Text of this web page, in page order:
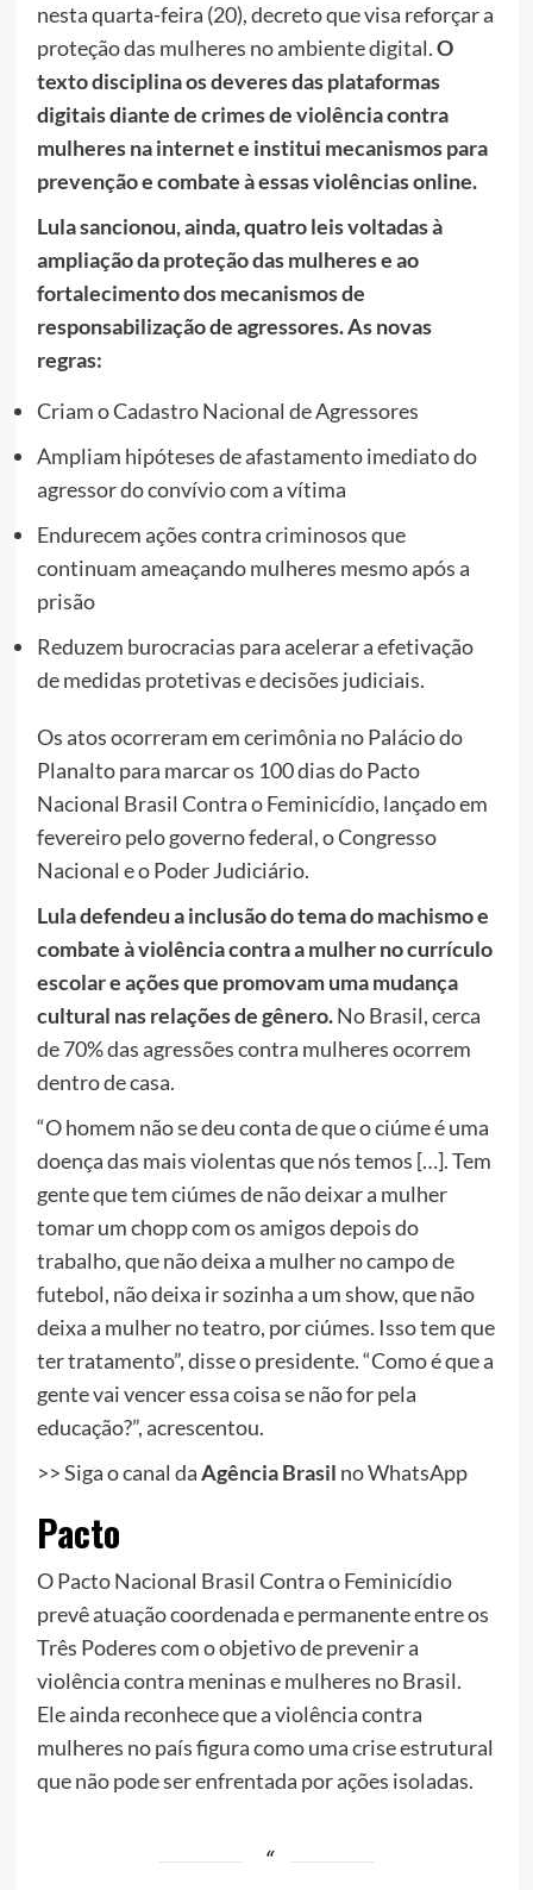
nesta quarta-feira (20), decreto que visa reforçar a
proteção das mulheres no ambiente digital.O
texto disciplina os deveres das plataformas
digitais diante de crimes de violência contra
mulheres na internet e institui mecanismos para
prevenção e combate à essas violências online.
Lula sancionou, ainda, quatro leis voltadas à
ampliação da proteção das mulheres e ao
fortalecimento dos mecanismos de
responsabilização de agressores. As novas
regras:
Criam o Cadastro Nacional de Agressores
Ampliam hipóteses de afastamento imediato do
agressor do convívio com a vítima
Endurecem ações contra criminosos que
continuam ameaçando mulheres mesmo após a
prisão
Reduzem burocracias para acelerar a efetivação
de medidas protetivas e decisões judiciais.
Os atos ocorreram em cerimônia no Palácio do
Planalto para marcar os 100 dias do Pacto
Nacional Brasil Contra o Feminicídio, lançado em
fevereiro pelo governo federal, o Congresso
Nacional e o Poder Judiciário.
Lula defendeu a inclusão do tema do machismo e
combate à violência contra a mulher no currículo
escolar e ações que promovam uma mudança
cultural nas relações de gênero.No Brasil, cerca
de 70% das agressões contra mulheres ocorrem
dentro de casa.
“O homem não se deu conta de que o ciúme é uma
doença das mais violentas que nós temos […]. Tem
gente que tem ciúmes de não deixar a mulher
tomar um chopp com os amigos depois do
trabalho, que não deixa a mulher no campo de
futebol, não deixa ir sozinha a um show, que não
deixa a mulher no teatro, por ciúmes. Isso tem que
ter tratamento”, disse o presidente. “Como é que a
gente vai vencer essa coisa se não for pela
educação?”, acrescentou.
>> Siga o canal daAgência Brasil no WhatsApp
Pacto
O Pacto Nacional Brasil Contra o Feminicídio
prevê atuação coordenada e permanente entre os
Três Poderes com o objetivo de prevenir a
violência contra meninas e mulheres no Brasil.
Ele ainda reconhece que a violência contra
mulheres no país figura como uma crise estrutural
que não pode ser enfrentada por ações isoladas.